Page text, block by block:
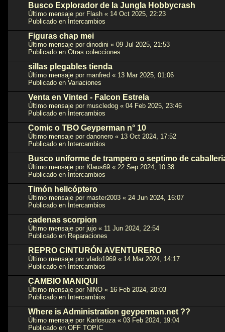
Busco Explorador de la Jungla Hobbycrash
Último mensaje por Flash « 14 Oct 2025, 22:23
Publicado en Intercambios
Figuras chap mei
Último mensaje por dinodini « 09 Jul 2025, 21:53
Publicado en Otras colecciones
sillas plegables tienda
Último mensaje por manfred « 13 Mar 2025, 01:06
Publicado en Variaciones
Venta en Vinted - Falcon Estrela
Último mensaje por muscledog « 04 Feb 2025, 23:46
Publicado en Intercambios
Comic o TBO Geyperman n° 10
Último mensaje por danonero « 13 Oct 2024, 17:52
Publicado en Intercambios
Busco uniforme de trampero o septimo de
Último mensaje por Klaus69 « 22 Sep 2024, 10:38
Publicado en Intercambios
Timón helicóptero
Último mensaje por master2003 « 24 Jun 2024, 16:07
Publicado en Intercambios
cadenas scorpion
Último mensaje por jujo « 11 Jun 2024, 22:54
Publicado en Reparaciones
REPRO CINTURÓN AVENTURERO
Último mensaje por vlado1969 « 14 Mar 2024, 14:17
Publicado en Intercambios
CAMBIO MANIQUI
Último mensaje por NINO « 16 Feb 2024, 20:03
Publicado en Intercambios
Where is Administration geyperman.net ??
Último mensaje por Karlosuza « 03 Feb 2024, 19:04
Publicado en OFF TOPIC